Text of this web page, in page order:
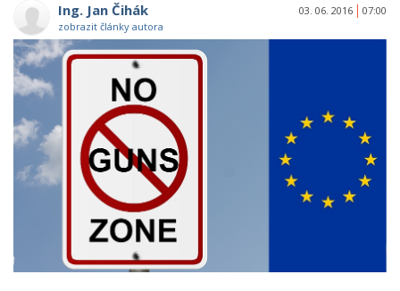
Ing. Jan Čihák
zobrazit články autora
03. 06. 2016 07:00